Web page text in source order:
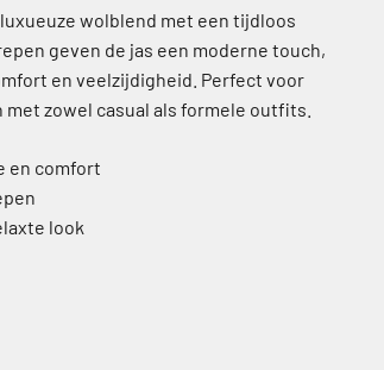
wolblend met een tijdloos
geven de jas een moderne touch,
en veelzijdigheid. Perfect voor
zowel casual als formele outfits.
en comfort
look